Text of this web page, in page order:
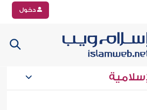
دخول